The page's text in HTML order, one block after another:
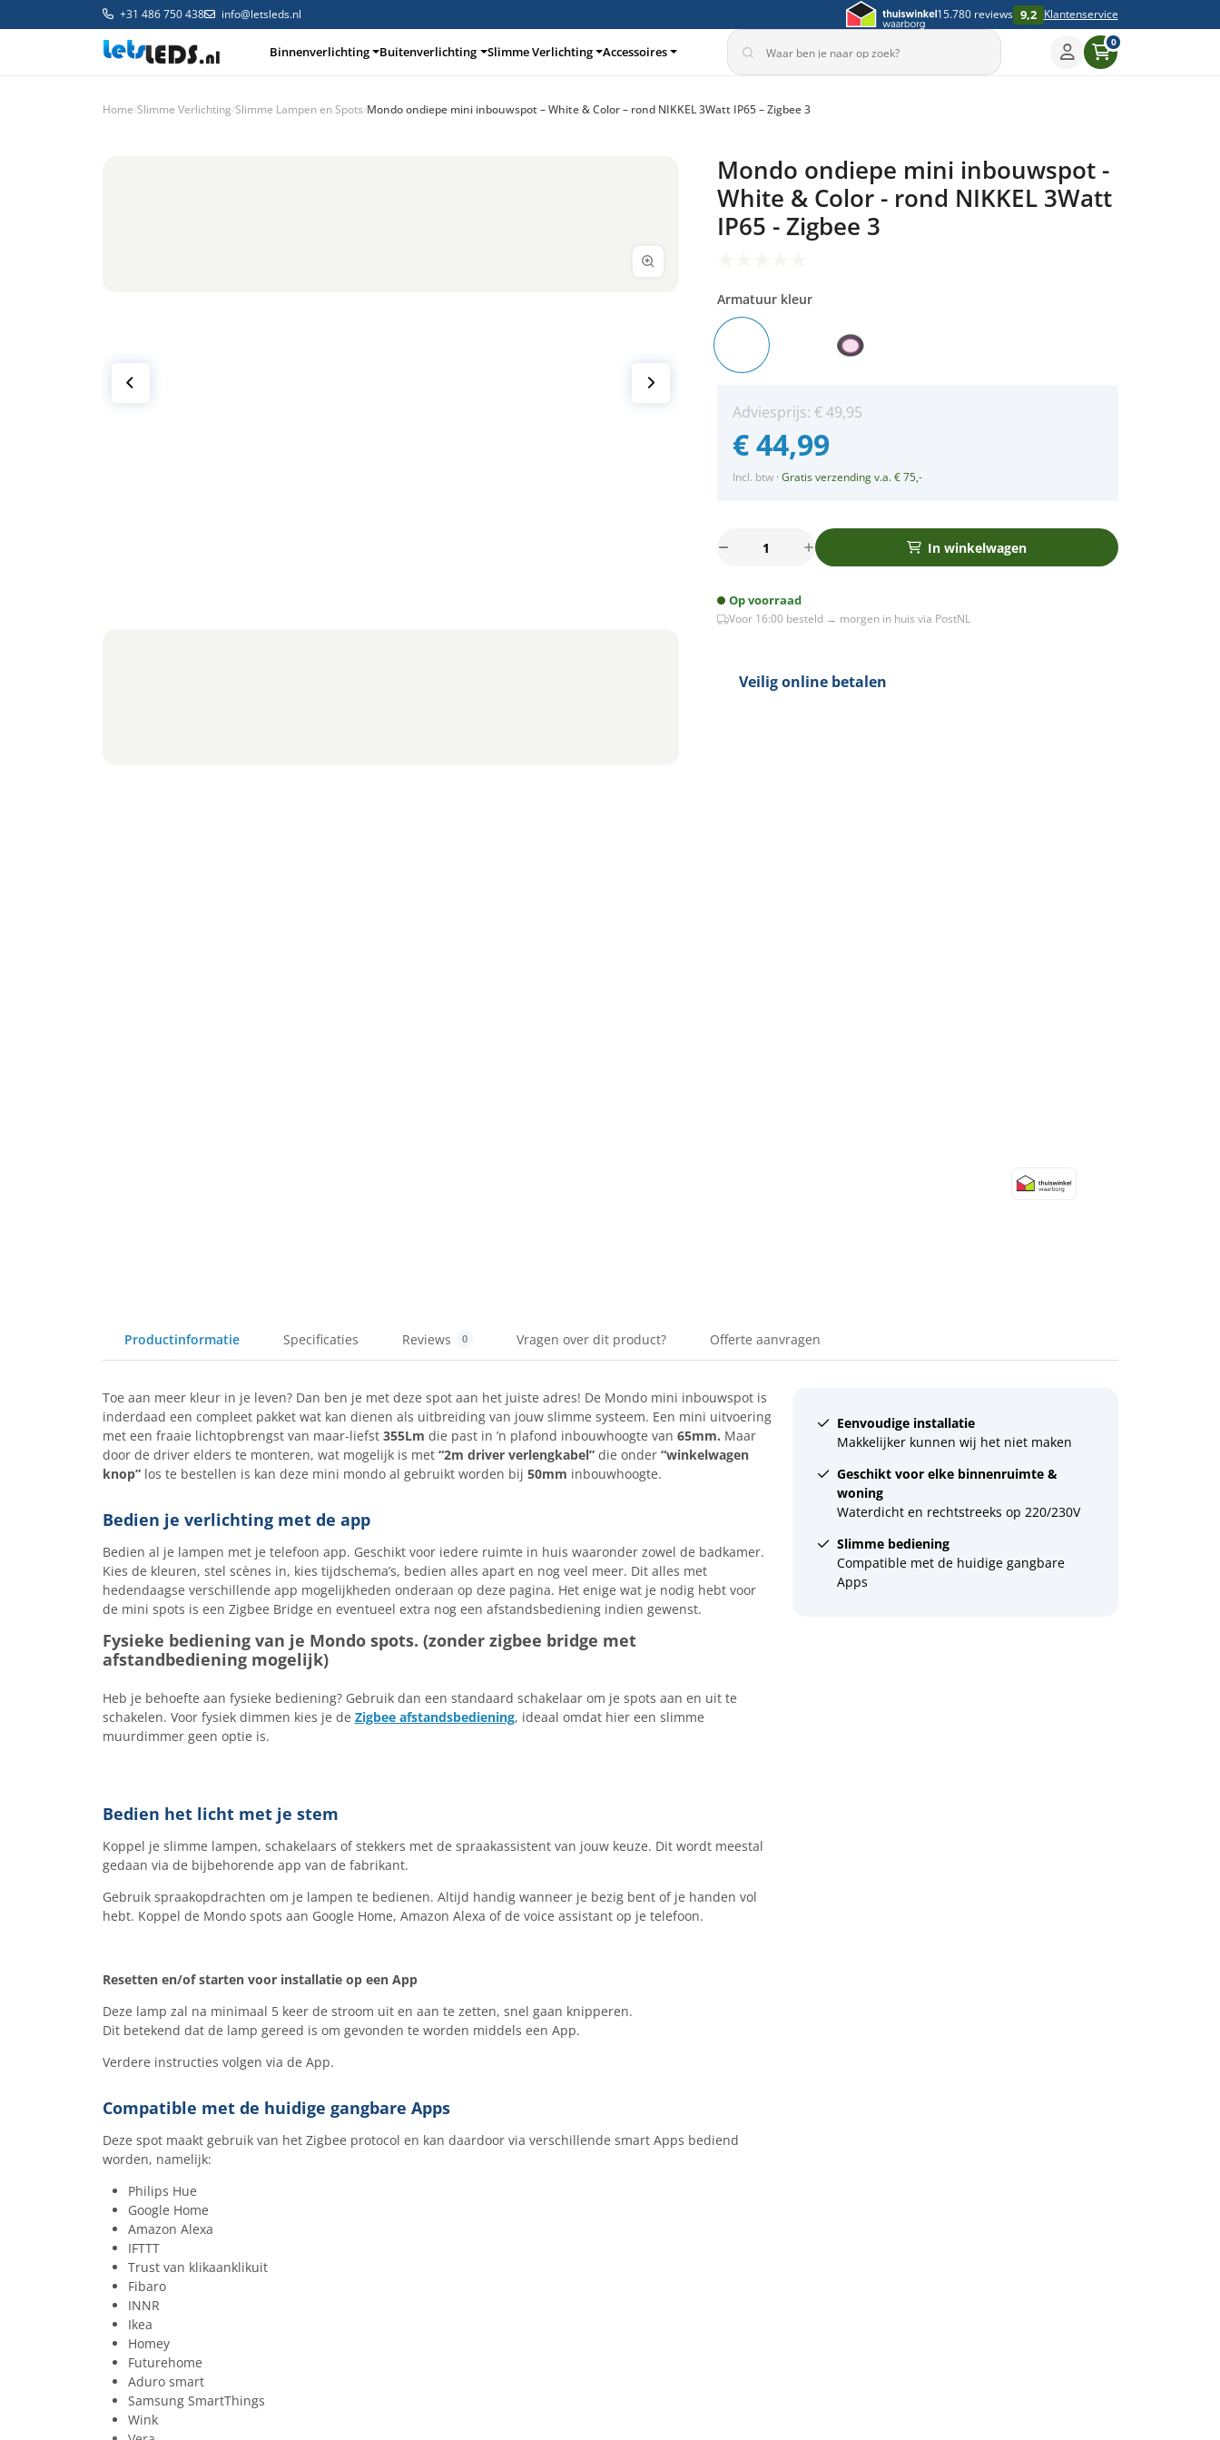
+31 486 750 438 info@letsleds.nl 15.780 reviews 9,2 Klantenservice
Binnenverlichting Buitenverlichting Slimme Verlichting Accessoires
0
Home/Slimme Verlichting/Slimme Lampen en Spots/Mondo ondiepe mini inbouwspot – White & Color – rond NIKKEL 3Watt IP65 – Zigbee 3
Mondo ondiepe mini inbouwspot -
White & Color - rond NIKKEL 3Watt
IP65 - Zigbee 3
Armatuur kleur
Adviesprijs:€49,95
€44,99
Incl. btw ·Gratis verzending v.a. € 75,-
Mondo
inbouwspot
-
Color
In winkelwagen
Op voorraad
Voor 16:00 besteld → morgen in huis via PostNL
Veilig online betalen
Productinformatie Specificaties Reviews 0 Vragen over dit product? Offerte aanvragen
Toe aan meer kleur in je leven? Dan ben je met deze spot aan het juiste adres! De Mondo mini inbouwspot is
inderdaad een compleet pakket wat kan dienen als uitbreiding van jouw slimme systeem. Een mini uitvoering
met een fraaie lichtopbrengst van maar-liefst 355Lm die past in ’n plafond inbouwhoogte van 65mm. Maar
door de driver elders te monteren, wat mogelijk is met “2m driver verlengkabel”die onder “winkelwagen
knop”los te bestellen is kan deze mini mondo al gebruikt worden bij 50mm inbouwhoogte.
Bedien je verlichting met de app
Bedien al je lampen met je telefoon app. Geschikt voor iedere ruimte in huis waaronder zowel de badkamer.
Kies de kleuren, stel scènes in, kies tijdschema’s, bedien alles apart en nog veel meer. Dit alles met
hedendaagse verschillende app mogelijkheden onderaan op deze pagina. Het enige wat je nodig hebt voor
de mini spots is een Zigbee Bridge en eventueel extra nog een afstandsbediening indien gewenst.
Fysieke bediening van je Mondo spots. (zonder zigbee bridge met
afstandbediening mogelijk)
Heb je behoefte aan fysieke bediening? Gebruik dan een standaard schakelaar om je spots aan en uit te
schakelen. Voor fysiek dimmen kies je de Zigbee afstandsbediening, ideaal omdat hier een slimme
muurdimmer geen optie is.
Bedien het licht met je stem
Koppel je slimme lampen, schakelaars of stekkers met de spraakassistent van jouw keuze. Dit wordt meestal
gedaan via de bijbehorende app van de fabrikant.
Gebruik spraakopdrachten om je lampen te bedienen. Altijd handig wanneer je bezig bent of je handen vol
hebt. Koppel de Mondo spots aan Google Home, Amazon Alexa of de voice assistant op je telefoon.
Resetten en/of starten voor installatie op een App
Deze lamp zal na minimaal 5 keer de stroom uit en aan te zetten, snel gaan knipperen.
Dit betekend dat de lamp gereed is om gevonden te worden middels een App.
Verdere instructies volgen via de App.
Compatible met de huidige gangbare Apps
Deze spot maakt gebruik van het Zigbee protocol en kan daardoor via verschillende smart Apps bediend
worden, namelijk:
Philips Hue
Google Home
Amazon Alexa
IFTTT
Trust van klikaanklikuit
Fibaro
INNR
Ikea
Homey
Futurehome
Aduro smart
Samsung SmartThings
Wink
Eenvoudige installatie
Makkelijker kunnen wij het niet maken
Geschikt voor elke binnenruimte &
woning
Waterdicht en rechtstreeks op 220/230V
Slimme bediening
Compatible met de huidige gangbare
Apps